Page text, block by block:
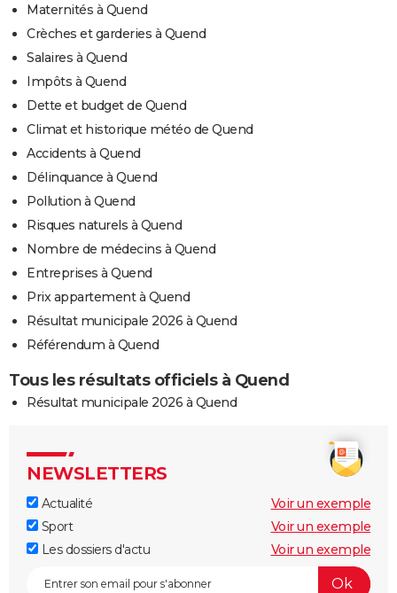
Maternités à Quend
Crèches et garderies à Quend
Salaires à Quend
Impôts à Quend
Dette et budget de Quend
Climat et historique météo de Quend
Accidents à Quend
Délinquance à Quend
Pollution à Quend
Risques naturels à Quend
Nombre de médecins à Quend
Entreprises à Quend
Prix appartement à Quend
Résultat municipale 2026 à Quend
Référendum à Quend
Tous les résultats officiels à Quend
Résultat municipale 2026 à Quend
NEWSLETTERS
Actualité
Voir un exemple
Sport
Voir un exemple
Les dossiers d'actu
Voir un exemple